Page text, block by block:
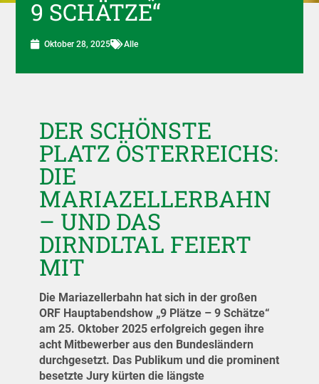
9 SCHÄTZE“
Oktober 28, 2025 Alle
DER SCHÖNSTE
PLATZ ÖSTERREICHS:
DIE
MARIAZELLERBAHN
– UND DAS
DIRNDLTAL FEIERT
MIT
Die Mariazellerbahn hat sich in der großen
ORF Hauptabendshow „9 Plätze – 9 Schätze“
am 25. Oktober 2025 erfolgreich gegen ihre
acht Mitbewerber aus den Bundesländern
durchgesetzt. Das Publikum und die prominent
besetzte Jury kürten die längste